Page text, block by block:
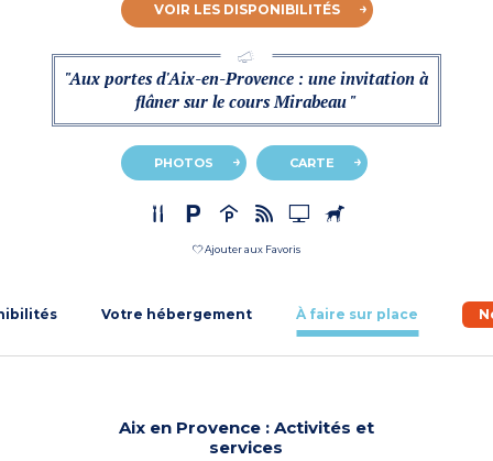
VOIR LES DISPONIBILITÉS
"Aux portes d'Aix-en-Provence : une invitation à
flâner sur le cours Mirabeau "
PHOTOS CARTE
Ajouter aux Favoris
Votre hébergement À faire sur place
Aix en Provence : Activités et
services